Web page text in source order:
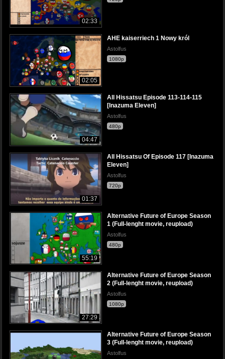
02:33
02:05
AHE kaiserriech 1 Nowy król
Astolfus
1080p
04:47
All Hissatsu Episode 113-114-115
[Inazuma Eleven]
Astolfus
480p
01:37
All Hissatsu Of Episode 117 [Inazuma
Eleven]
Astolfus
720p
55:19
Alternative Future of Europe Season
1 (Full-lenght movie, reupload)
Astolfus
480p
27:29
Alternative Future of Europe Season
2 (Full-lenght movie, reupload)
Astolfus
1080p
Alternative Future of Europe Season
3 (Full-lenght movie, reupload)
Astolfus